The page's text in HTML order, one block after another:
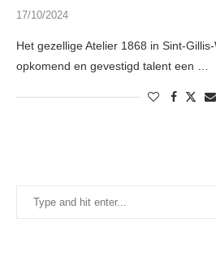
17/10/2024
Het gezellige Atelier 1868 in Sint-
opkomend en gevestigd talent een …